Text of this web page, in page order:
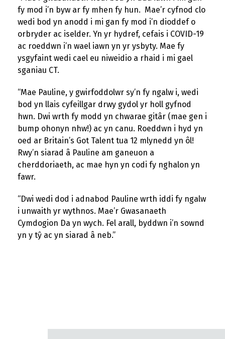
fy mod i’n byw ar fy mhen fy hun. Mae’r cyfnod clo
wedi bod yn anodd i mi gan fy mod i’n dioddef o
orbryder ac iselder. Yn yr hydref, cefais i COVID-19
ac roeddwn i’n wael iawn yn yr ysbyty. Mae fy
ysgyfaint wedi cael eu niweidio a rhaid i mi gael
sganiau CT.
“Mae Pauline, y gwirfoddolwr sy’n fy ngalw i, wedi
bod yn llais cyfeillgar drwy gydol yr holl gyfnod
hwn. Dwi wrth fy modd yn chwarae gitâr (mae gen i
bump ohonyn nhw!) ac yn canu. Roeddwn i hyd yn
oed ar Britain’s Got Talent tua 12 mlynedd yn ôl!
Rwy’n siarad â Pauline am ganeuon a
cherddoriaeth, ac mae hyn yn codi fy nghalon yn
fawr.
“Dwi wedi dod i adnabod Pauline wrth iddi fy ngalw
i unwaith yr wythnos. Mae’r Gwasanaeth
Cymdogion Da yn wych. Fel arall, byddwn i’n sownd
yn y tŷ ac yn siarad â neb.”